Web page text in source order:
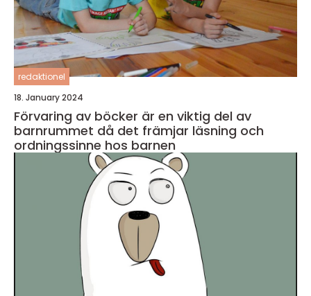
redaktionel
18. January 2024
Förvaring av böcker är en viktig del av
barnrummet då det främjar läsning och
ordningssinne hos barnen